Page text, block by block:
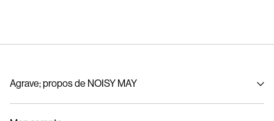
Agrave; propos de NOISY MAY